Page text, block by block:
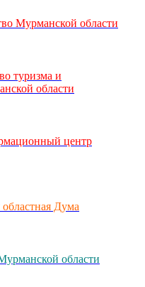
Мурманской области
туризма и
области
центр
Дума
области